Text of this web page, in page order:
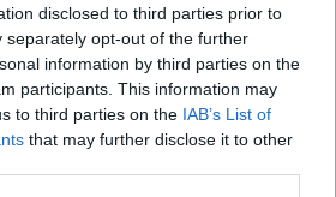
disclosed to third parties prior to
separately opt-out of the further
information by third parties on the
participants. This information may
to third parties on the IAB’s List of
that may further disclose it to other